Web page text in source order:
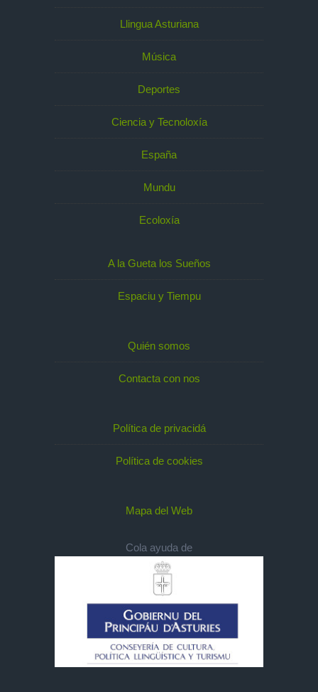
Llingua Asturiana
Música
Deportes
Ciencia y Tecnoloxía
España
Mundu
Ecoloxía
A la Gueta los Sueños
Espaciu y Tiempu
Quién somos
Contacta con nos
Política de privacidá
Política de cookies
Mapa del Web
Cola ayuda de